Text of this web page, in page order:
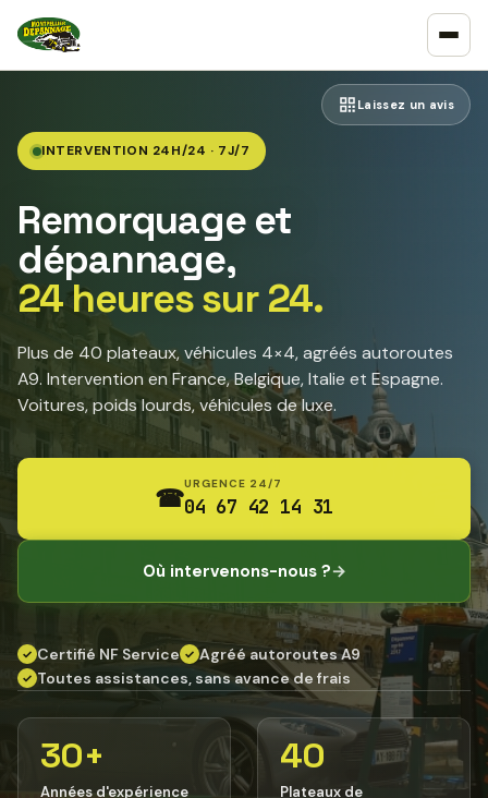
Laissez un avis
INTERVENTION 24H/24 · 7J/7
Remorquage et
dépannage,
24 heures sur 24.
Plus de 40 plateaux, véhicules 4×4, agréés autoroutes
A9. Intervention en France, Belgique, Italie et Espagne.
Voitures, poids lourds, véhicules de luxe.
☎URGENCE 24/7
04 67 42 14 31
Où intervenons-nous ?→
✓ Certifié NF Service ✓ Agréé autoroutes A9
✓ Toutes assistances, sans avance de frais
30+
Années d'expérience
40
Plateaux de